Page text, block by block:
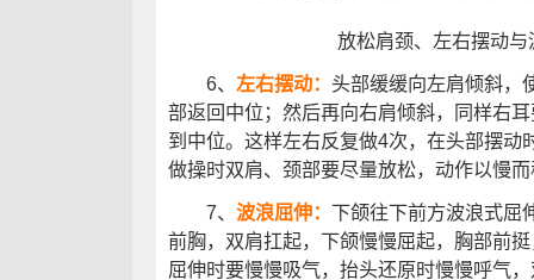
放松肩颈、左右摆动与
6、 左右摆动： 头部缓缓向左肩倾斜，
部返回中位；然后再向右肩倾斜，同样右
到中位。这样左右反复做4次，在头部摆动
做操时双肩、颈部要尽量放松，动作以慢
7、 波浪屈伸： 下颌往下前方波浪式屈
前胸，双肩扛起，下颌慢慢屈起，胸部前
屈伸时要慢慢吸气，抬头还原时慢慢呼气